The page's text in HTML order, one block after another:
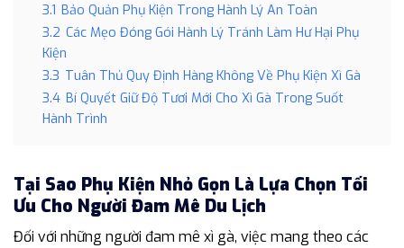
3.1 Bảo Quản Phụ Kiện Trong Hành Lý An Toàn
3.2 Các Mẹo Đóng Gói Hành Lý Tránh Làm Hư Hại Phụ
Kiện
3.3 Tuân Thủ Quy Định Hàng Không Về Phụ Kiện Xì Gà
3.4 Bí Quyết Giữ Độ Tươi Mới Cho Xì Gà Trong Suốt
Hành Trình
Tại Sao Phụ Kiện Nhỏ Gọn Là Lựa Chọn Tối
Ưu Cho Người Đam Mê Du Lịch
Đối với những người đam mê xì gà, việc mang theo các